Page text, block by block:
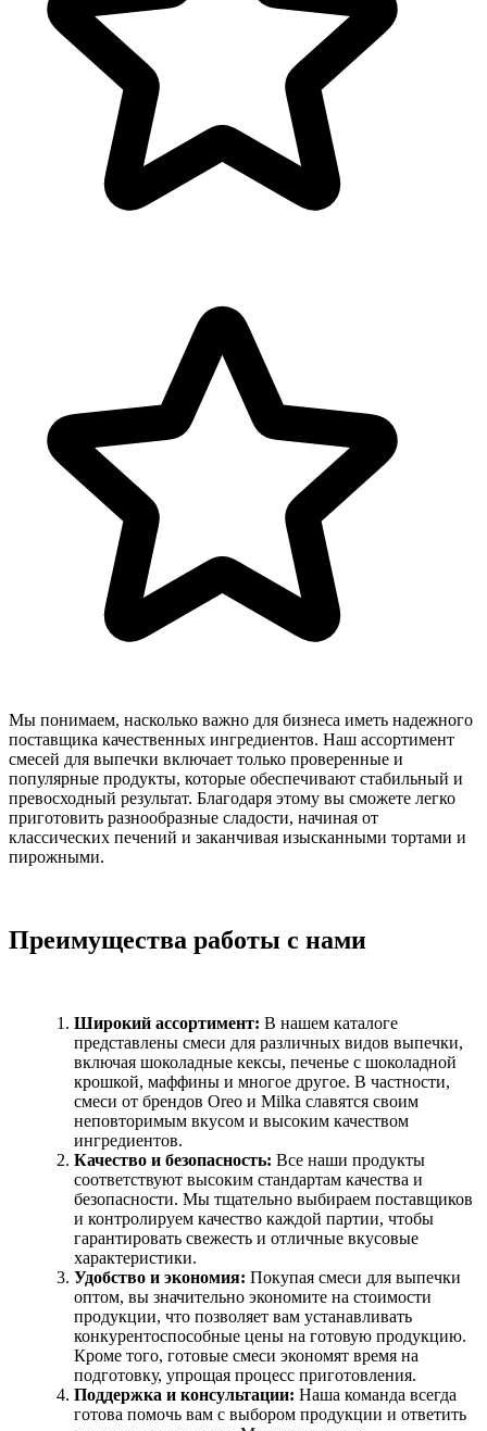
Мы понимаем, насколько важно для бизнеса иметь надежного
поставщика качественных ингредиентов. Наш ассортимент
смесей для выпечки включает только проверенные и
популярные продукты, которые обеспечивают стабильный и
превосходный результат. Благодаря этому вы сможете легко
приготовить разнообразные сладости, начиная от
классических печений и заканчивая изысканными тортами и
пирожными.
Преимущества работы с нами
Широкий ассортимент: В нашем каталоге
представлены смеси для различных видов выпечки,
включая шоколадные кексы, печенье с шоколадной
крошкой, маффины и многое другое. В частности,
смеси от брендов Oreo и Milka славятся своим
неповторимым вкусом и высоким качеством
ингредиентов.
Качество и безопасность: Все наши продукты
соответствуют высоким стандартам качества и
безопасности. Мы тщательно выбираем поставщиков
и контролируем качество каждой партии, чтобы
гарантировать свежесть и отличные вкусовые
характеристики.
Удобство и экономия: Покупая смеси для выпечки
оптом, вы значительно экономите на стоимости
продукции, что позволяет вам устанавливать
конкурентоспособные цены на готовую продукцию.
Кроме того, готовые смеси экономят время на
подготовку, упрощая процесс приготовления.
Поддержка и консультации: Наша команда всегда
готова помочь вам с выбором продукции и ответить